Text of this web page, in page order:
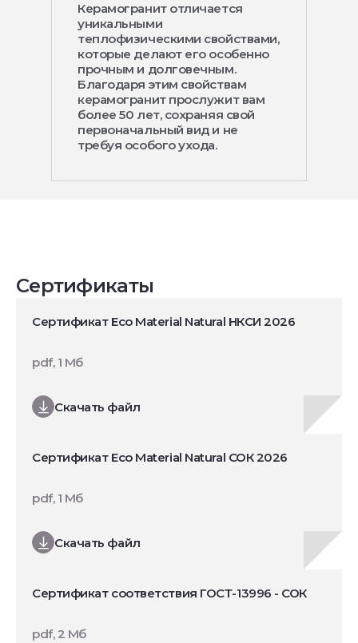
Керамогранит отличается
уникальными
теплофизическими свойствами,
которые делают его особенно
прочным и долговечным.
Благодаря этим свойствам
керамогранит прослужит вам
более 50 лет, сохраняя свой
первоначальный вид и не
требуя особого ухода.
Сертификаты
Сертификат Eco Material Natural НКСИ 2026
Скачать файл
pdf, 1 Мб
Сертификат Eco Material Natural СОК 2026
Скачать файл
pdf, 1 Мб
Сертификат соответствия ГОСТ-13996 - СОК
pdf, 2 Мб